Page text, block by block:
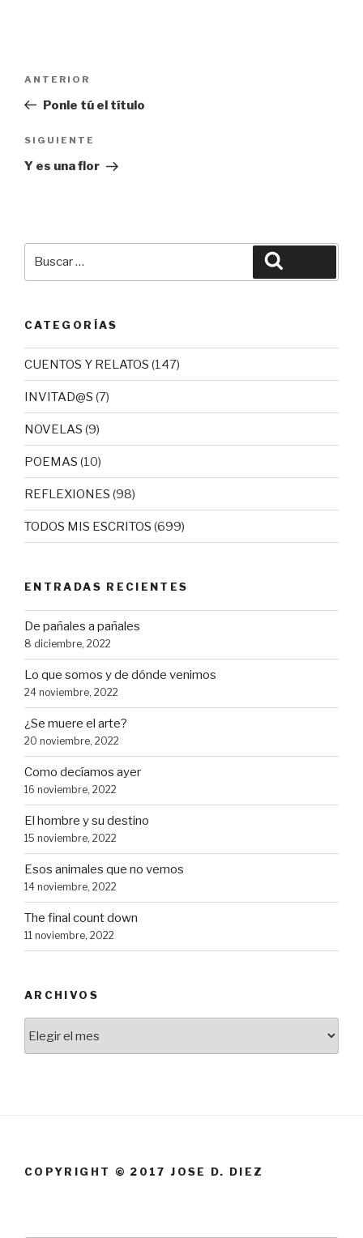
entradas
Entrada
anterior:
ANTERIOR
Ponle tú el título
Siguiente
entrada
SIGUIENTE
Y es una flor
CATEGORÍAS
CUENTOS Y RELATOS (147)
INVITAD@S (7)
NOVELAS (9)
POEMAS (10)
REFLEXIONES (98)
TODOS MIS ESCRITOS (699)
ENTRADAS RECIENTES
De pañales a pañales
8 diciembre, 2022
Lo que somos y de dónde venimos
24 noviembre, 2022
¿Se muere el arte?
20 noviembre, 2022
Como decíamos ayer
16 noviembre, 2022
El hombre y su destino
15 noviembre, 2022
Esos animales que no vemos
14 noviembre, 2022
The final count down
11 noviembre, 2022
ARCHIVOS
COPYRIGHT © 2017 JOSE D. DIEZ